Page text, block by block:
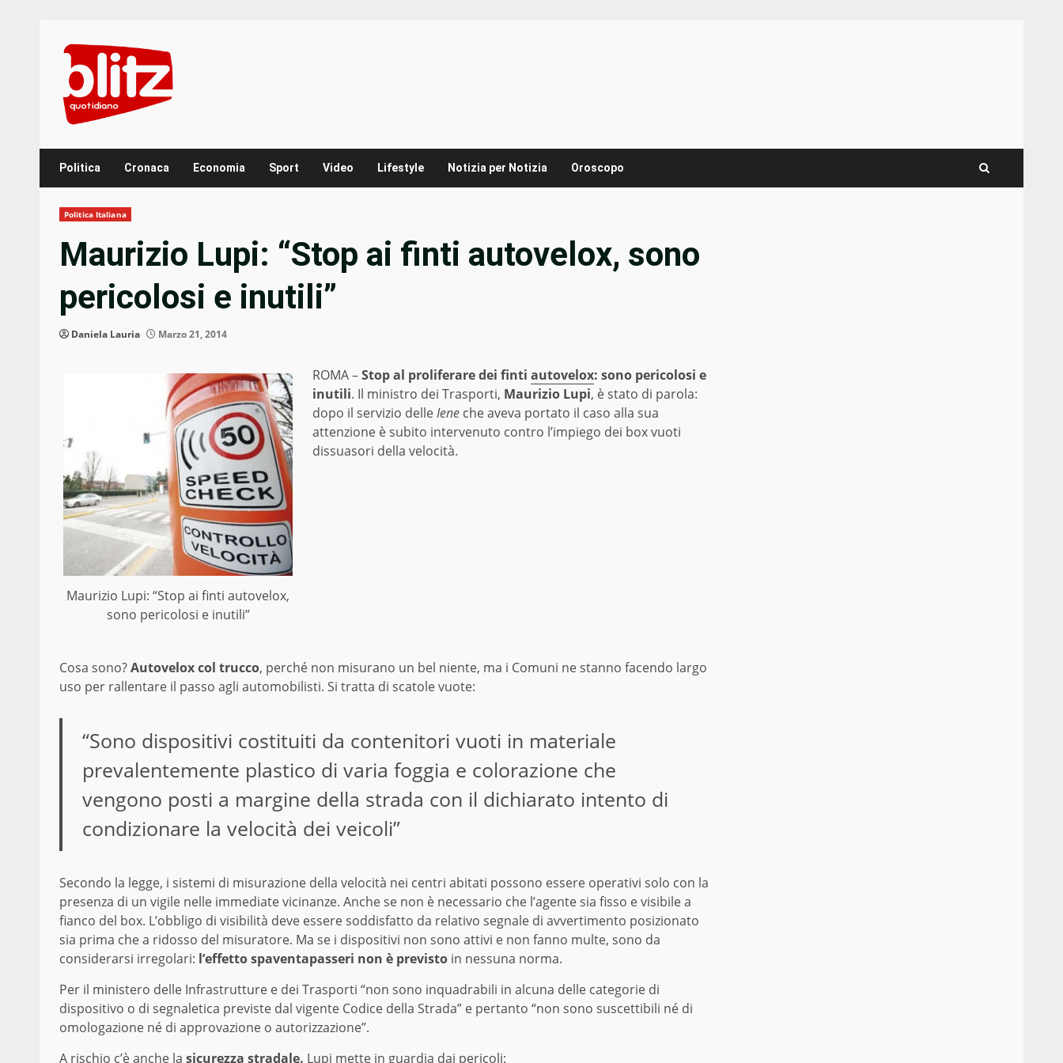
content
Politica Cronaca Economia Sport Video Lifestyle Notizia per Notizia Oroscopo
Politica Italiana
Maurizio Lupi: “Stop ai finti autovelox, sono
pericolosi e inutili”
Daniela Lauria Marzo 21, 2014
Maurizio Lupi: “Stop ai finti autovelox,
sono pericolosi e inutili”
ROMA –Stop al proliferare dei finti autovelox: sono pericolosi e
inutili. Il ministro dei Trasporti, Maurizio Lupi, è stato di parola:
dopo il servizio delleIene che aveva portato il caso alla sua
attenzione è subito intervenuto contro l’impiego dei box vuoti
dissuasori della velocità.
Cosa sono?Autovelox col trucco, perché non misurano un bel niente, ma i Comuni ne stanno facendo largo
uso per rallentare il passo agli automobilisti. Si tratta di scatole vuote:
“Sono dispositivi costituiti da contenitori vuoti in materiale
prevalentemente plastico di varia foggia e colorazione che
vengono posti a margine della strada con il dichiarato intento di
condizionare la velocità dei veicoli”
Secondo la legge, i sistemi di misurazione della velocità nei centri abitati possono essere operativi solo con la
presenza di un vigile nelle immediate vicinanze. Anche se non è necessario che l’agente sia fisso e visibile a
fianco del box. L’obbligo di visibilità deve essere soddisfatto da relativo segnale di avvertimento posizionato
sia prima che a ridosso del misuratore. Ma se i dispositivi non sono attivi e non fanno multe, sono da
considerarsi irregolari: l’effetto spaventapasseri non è previsto in nessuna norma.
Per il ministero delle Infrastrutture e dei Trasporti “non sono inquadrabili in alcuna delle categorie di
dispositivo o di segnaletica previste dal vigente Codice della Strada” e pertanto “non sono suscettibili né di
omologazione né di approvazione o autorizzazione”.
A rischio c’è anche la sicurezza stradale. Lupi mette in guardia dai pericoli: